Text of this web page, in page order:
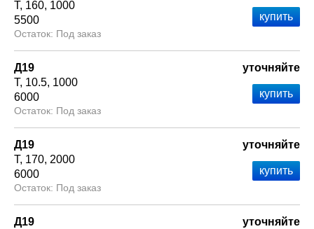
Т 160 1000
5500
Под заказ
Д19
Т 10.5 1000
6000
Под заказ
уточняйте
Д19
Т 170 2000
6000
Под заказ
уточняйте
Д19
уточняйте